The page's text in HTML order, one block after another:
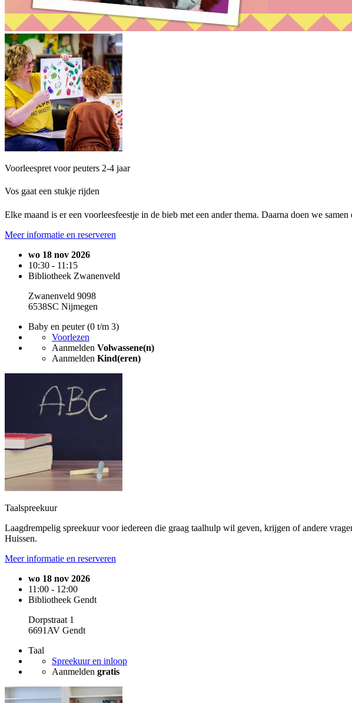
Voorleespret voor peuters 2-4 jaar
Vos gaat een stukje rijden
Elke maand is er een voorleesfeestje in de bieb met een ander thema. Daarna doen we
Meer informatie en reserveren
wo 18 nov 2026
10:30 - 11:15
Bibliotheek Zwanenveld
Zwanenveld 9098
6538SC Nijmegen
Baby en peuter (0 t/m 3)
Voorlezen
Aanmelden Volwassene(n)
Aanmelden Kind(eren)
Taalspreekuur
Laagdrempelig spreekuur voor iedereen die graag taalhulp wil geven, krijgen of andere
Huissen.
Meer informatie en reserveren
wo 18 nov 2026
11:00 - 12:00
Bibliotheek Gendt
Dorpstraat 1
6691AV Gendt
Taal
Spreekuur en inloop
Aanmelden gratis